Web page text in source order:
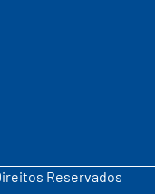
Reservados